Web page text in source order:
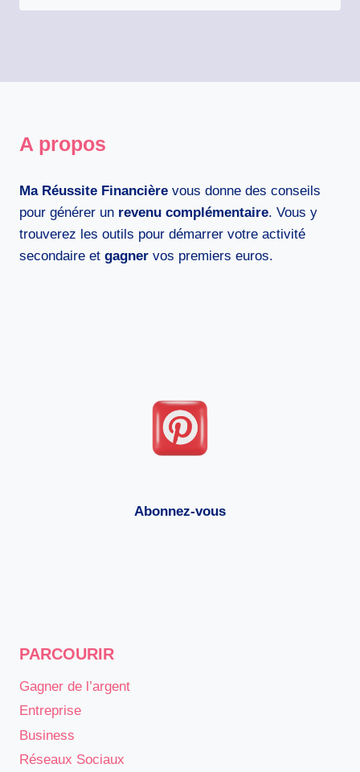
A propos
Ma Réussite Financière vous donne des conseils
pour générer un revenu complémentaire. Vous y
trouverez les outils pour démarrer votre activité
secondaire et gagner vos premiers euros.
Abonnez-vous
PARCOURIR
Gagner de l’argent
Entreprise
Business
Réseaux Sociaux